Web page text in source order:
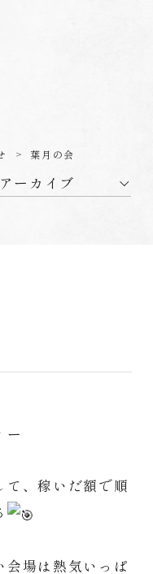
葉月の会
アーカイブ
ー
て、稼いだ額で順
会場は熱気いっぱ